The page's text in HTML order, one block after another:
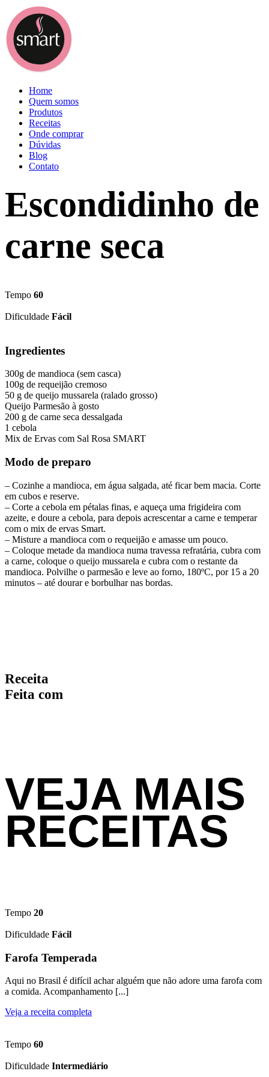
Home
Quem somos
Produtos
Receitas
Onde comprar
Dúvidas
Blog
Contato
Escondidinho de
carne seca
Tempo 60
Dificuldade Fácil
Ingredientes
300g de mandioca (sem casca)
100g de requeijão cremoso
50 g de queijo mussarela (ralado grosso)
Queijo Parmesão à gosto
200 g de carne seca dessalgada
1 cebola
Mix de Ervas com Sal Rosa SMART
Modo de preparo
– Cozinhe a mandioca, em água salgada, até ficar bem macia. Corte
em cubos e reserve.
– Corte a cebola em pétalas finas, e aqueça uma frigideira com
azeite, e doure a cebola, para depois acrescentar a carne e temperar
com o mix de ervas Smart.
– Misture a mandioca com o requeijão e amasse um pouco.
– Coloque metade da mandioca numa travessa refratária, cubra com
a carne, coloque o queijo mussarela e cubra com o restante da
mandioca. Polvilhe o parmesão e leve ao forno, 180ºC, por 15 a 20
minutos – até dourar e borbulhar nas bordas.
Receita
Feita com
VEJA MAIS
RECEITAS
Tempo 20
Dificuldade Fácil
Farofa Temperada
Aqui no Brasil é difícil achar alguém que não adore uma farofa com
a comida. Acompanhamento [...]
Veja a receita completa
Tempo 60
Dificuldade Intermediário